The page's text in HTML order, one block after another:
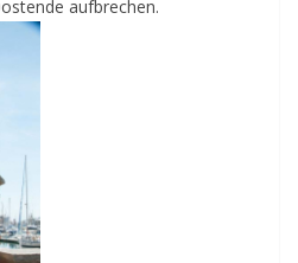
aufbrechen.